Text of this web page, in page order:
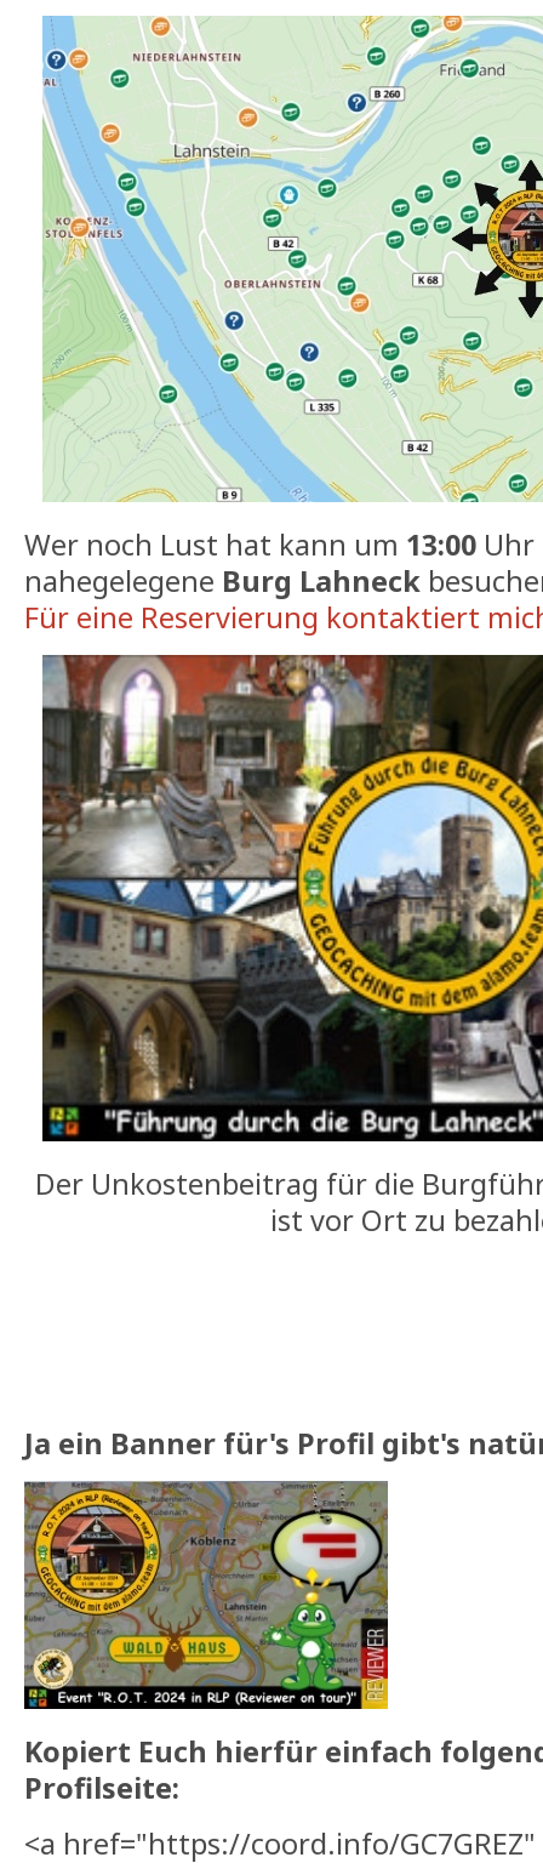
Wer noch Lust hat kann um 13:00
nahegelegene Burg Lahneck
Für eine Reservierung kontaktiert
Der Unkostenbeitrag für die
ist vor Ort zu
Ja ein Banner für's Profil gibt's
Kopiert Euch hierfür einfach
Profilseite:
<a href="https://coord.info/